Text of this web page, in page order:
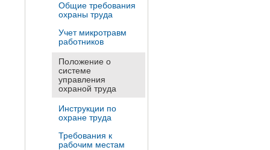
Общие требования
охраны труда
Учет микротравм
работников
Положение о
системе
управления
охраной труда
Инструкции по
охране труда
Требования к
рабочим местам